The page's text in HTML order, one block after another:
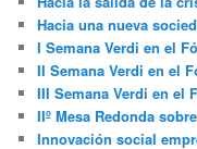
Hacia una nueva
I Semana Verdi en el
II Semana Verdi en el
III Semana Verdi en el
IIº Mesa Redonda
Innovación social